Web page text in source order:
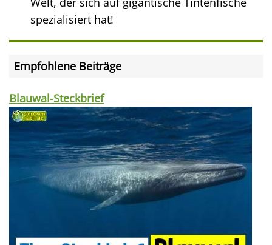
spezialisiert hat!
Empfohlene Beiträge
Blauwal-Steckbrief